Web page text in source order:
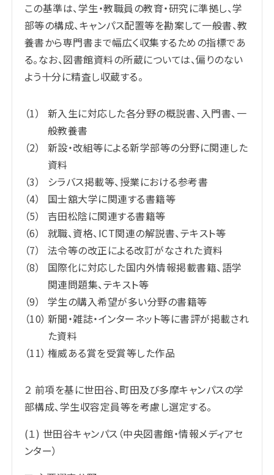
この基準は、学生・教職員の教育・研究に準拠し、学
部等の構成、キャンパス配置等を勘案して一般書、教
養書から専門書まで幅広く収集するための指標であ
る。なお、図書館資料の所蔵については、偏りのない
よう十分に精査し収蔵する。
新入生に対応した各分野の概説書、入門書、一
般教養書
新設・改組等による新学部等の分野に関連した
資料
シラバス掲載等、授業における参考書
国士舘大学に関連する書籍等
吉田松陰に関連する書籍等
就職、資格、ICT関連の解説書、テキスト等
法令等の改正による改訂がなされた資料
国際化に対応した国内外情報掲載書籍、語学
関連問題集、テキスト等
学生の購入希望が多い分野の書籍等
新聞・雑誌・インターネット等に書評が掲載され
た資料
権威ある賞を受賞等した作品
２ 前項を基に世田谷、町田及び多摩キャンパスの学
部構成、学生収容定員等を考慮し選定する。
(１) 世田谷キャンパス（中央図書館・情報メディアセ
ンター）